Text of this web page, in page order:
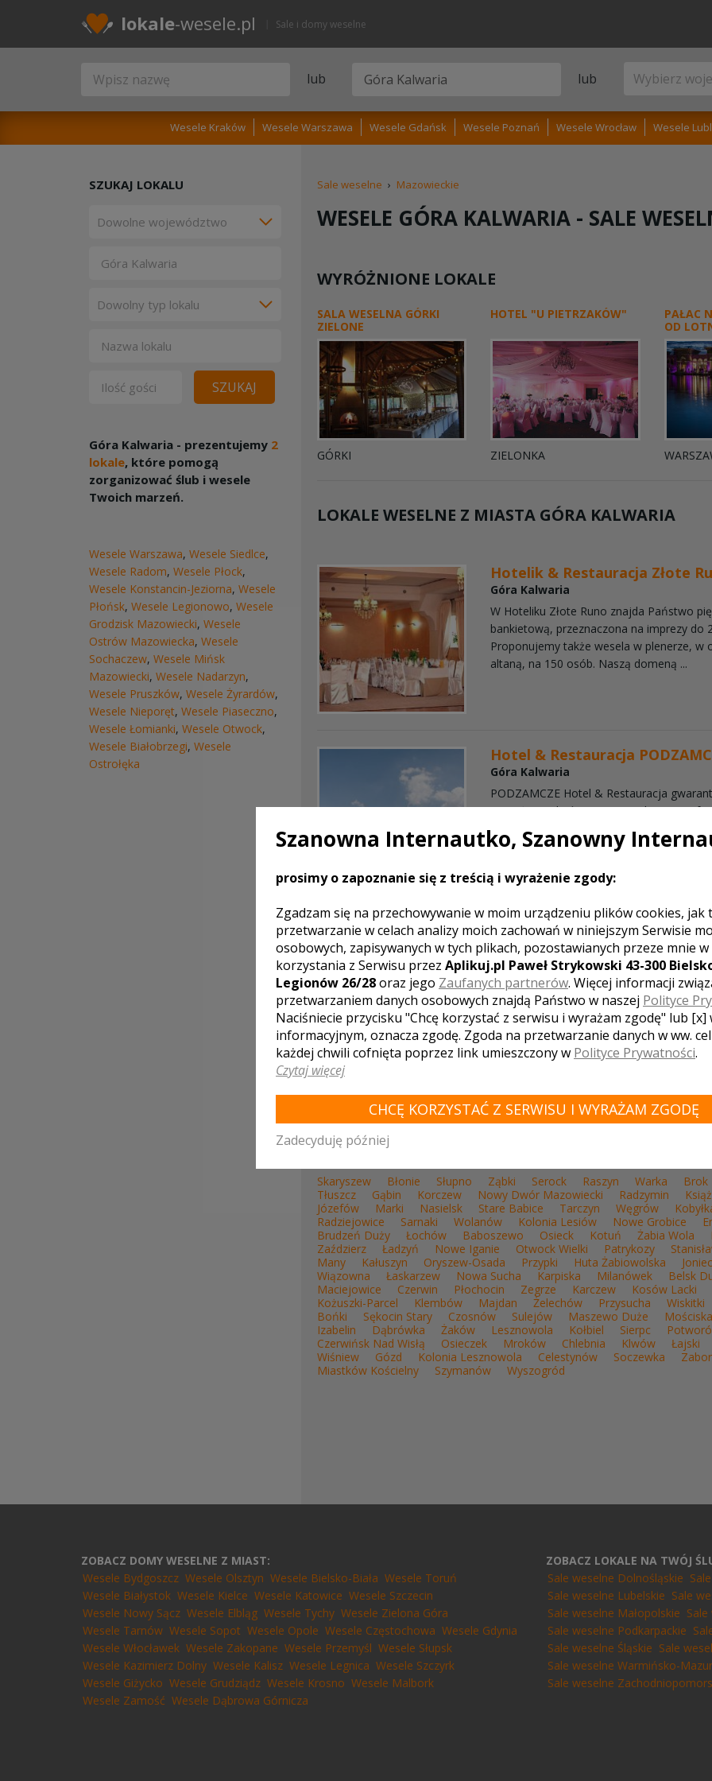
lokale-wesele.pl Sale i domy weselne
lub lub
Wesele Kraków Wesele Warszawa Wesele Gdańsk Wesele Poznań Wesele Wrocław Wesele
Sale weselne › Mazowieckie
WESELE GÓRA KALWARIA - SALE
WYRÓŻNIONE LOKALE
SALA WESELNA GÓRKI
ZIELONE
GÓRKI
HOTEL "U PIETRZAKÓW"
ZIELONKA
PAŁAC
OD
LOKALE WESELNE Z MIASTA GÓRA KALWARIA
Hotelik & Restauracja Złote
Góra Kalwaria
W Hoteliku Złote Runo znajda Państwo
bankietową, przeznaczona na imprezy do
Proponujemy także wesela w plenerze, w
altaną, na 150 osób. Naszą domeną ...
Hotel & Restauracja
Góra Kalwaria
PODZAMCZE Hotel & Restauracja
najwyższą jakoś, niepowtarzalną
Państwa przyjęcia weselnego
LOKALE ZNAJDUJĄCE SIĘ W POBLIŻU MIASTA
Pałac na Wodzie - 4 ...
Warszawa
Hotel Chynów
WOJEWÓDZTWO MAZOWIECKIE - ZOBACZ LISTĘ
Skaryszew Błonie Słupno Ząbki Serock Raszyn Warka Brok
Tłuszcz
Gąbin Korczew Nowy Dwór Mazowiecki Radzymin
Józefów
Marki Nasielsk Stare Babice Tarczyn Węgrów
Radziejowice
Sarnaki Wolanów Kolonia Lesiów Nowe Grobice
Brudzeń Duży
Łochów Baboszewo Osieck Kotuń Żabia Wola
Zaździerz
Ładzyń Nowe Iganie Otwock Wielki Patrykozy
Many
Kałuszyn Oryszew-Osada Przypki Huta Żabiowolska Joniec
Wiązowna
Łaskarzew Nowa Sucha Karpiska Milanówek Belsk
Maciejowice
Czerwin Płochocin Zegrze Karczew Kosów Lacki
Kożuszki-Parcel
Klembów Majdan Żelechów Przysucha Wiskitki
Bońki
Sękocin Stary Czosnów Sulejów Maszewo Duże Mościska
Izabelin
Dąbrówka Żaków Lesznowola Kołbiel Sierpc
Czerwińsk Nad Wisłą
Osieczek Mroków Chlebnia Klwów Łajski
Wiśniew
Gózd Kolonia Lesznowola Celestynów Soczewka
Miastków Kościelny
Szymanów Wyszogród
SZUKAJ LOKALU
SZUKAJ
Góra Kalwaria - prezentujemy 2
lokale, które pomogą
zorganizować ślub i wesele
Twoich marzeń.
Wesele Warszawa, Wesele Siedlce,
Wesele Radom, Wesele Płock,
Wesele Konstancin-Jeziorna, Wesele
Płońsk, Wesele Legionowo, Wesele
Grodzisk Mazowiecki, Wesele
Ostrów Mazowiecka, Wesele
Sochaczew, Wesele Mińsk
Mazowiecki, Wesele Nadarzyn,
Wesele Pruszków, Wesele Żyrardów,
Wesele Nieporęt, Wesele Piaseczno,
Wesele Łomianki, Wesele Otwock,
Wesele Białobrzegi, Wesele
Ostrołęka
ZOBACZ DOMY WESELNE Z MIAST:
Wesele Bydgoszcz Wesele Olsztyn Wesele Bielsko-Biała Wesele Toruń
Wesele Białystok Wesele Kielce Wesele Katowice Wesele Szczecin
Wesele Nowy Sącz Wesele Elbląg Wesele Tychy Wesele Zielona Góra
Wesele Tarnów Wesele Sopot Wesele Opole Wesele Częstochowa Wesele Gdynia
Wesele Włocławek Wesele Zakopane Wesele Przemyśl Wesele Słupsk
Wesele Kazimierz Dolny Wesele Kalisz Wesele Legnica Wesele Szczyrk
Wesele Giżycko Wesele Grudziądz Wesele Krosno Wesele Malbork
Wesele Zamość Wesele Dąbrowa Górnicza
ZOBACZ LOKALE NA TWÓJ
Sale weselne Dolnośląskie
Sale weselne Lubelskie Sale
Sale weselne Małopolskie
Sale weselne Podkarpackie
Sale weselne Śląskie Sale
Sale weselne Warmińsko-
Sale weselne
Szanowna Internautko, Szanowny
prosimy o zapoznanie się z treścią i wyrażenie zgody:
Zgadzam się na przechowywanie w moim urządzeniu plików cookies, jak
przetwarzanie w celach analizy moich zachowań w niniejszym Serwisie
osobowych, zapisywanych w tych plikach, pozostawianych przeze mnie w
korzystania z Serwisu przez Aplikuj.pl Paweł Strykowski 43-300
Legionów 26/28oraz jego Zaufanych partnerów. Więcej informacji
przetwarzaniem danych osobowych znajdą Państwo w naszej Polityce
Naciśniecie przycisku "Chcę korzystać z serwisu i wyrażam zgodę" lub [x]
informacyjnym, oznacza zgodę. Zgoda na przetwarzanie danych w ww.
każdej chwili cofnięta poprzez link umieszczony w Polityce Prywatności.
Czytaj więcej
CHCĘ KORZYSTAĆ Z SERWISU I WYRAŻAM ZGODĘ
Zadecyduję później